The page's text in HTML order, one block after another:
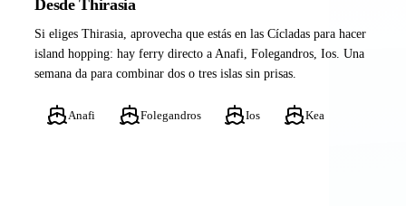
Desde Thirasia
Si eliges Thirasia, aprovecha que estás en las Cícladas para hacer
island hopping: hay ferry directo a Anafi, Folegandros, Ios. Una
semana da para combinar dos o tres islas sin prisas.
Anafi Folegandros Ios Kea